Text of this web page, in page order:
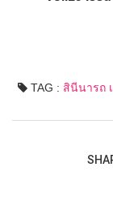
TAG : สินีนารถ